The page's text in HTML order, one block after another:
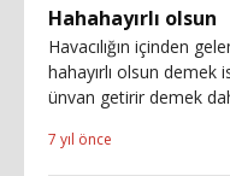
Hahahayırlı olsun
Havacılığın içinden
hahayırlı olsun
ünvan getirir demek
7 yıl önce